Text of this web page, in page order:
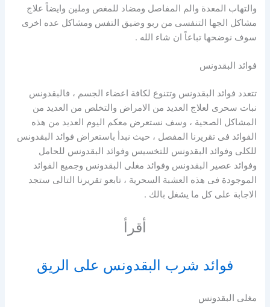
والتهاب المعدة والم المفاصل ومضاد للمغص وملين وايضاً علاج
مشاكل الجها التنفسى من ربو وضيق التفس ومشاكل عده اخرى
سوف نوضحها تباعاً ان شاء الله .
فوائد البقدونس
تتعدد فوائد البقدونس وتتنوع لكافة اعضاء الجسم ، فالبقدونس
نبات سحرى لعلاج العديد من الامراض والتخلص من العديد من
المشاكل الصحية ، وسف نستعرض معكم اليوم العديد من هذه
الفوائد فى تقريرنا المفصل ، حيث نبدأ باستعراض فوائد البقدونس
للكلى وفوائد البقدونس للتخسيس وفوائد البقدونس للحامل
وفوائد عصير البقدونس وفوائد مغلى البقدونس وجميع الفوائد
الموجودة فى هذه العشبة السحرية ، تابعو تقريرنا التالى ستجد
الاجابة على كل ما يشغل بالك .
أقرأ
فوائد شرب البقدونس على الريق
مغلى البقدونس